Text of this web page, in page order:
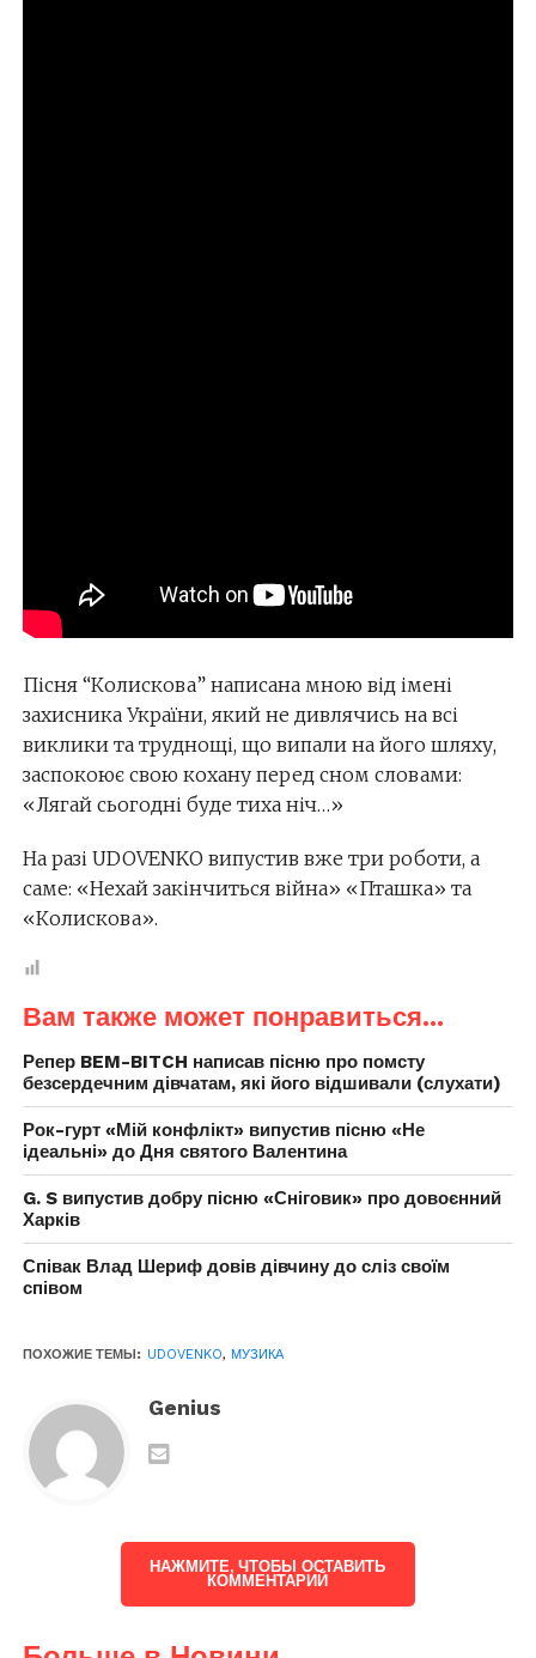
Пісня “Колискова” написана мною від імені
захисника України, який не дивлячись на всі
виклики та труднощі, що випали на його шляху,
заспокоює свою кохану перед сном словами:
«Лягай сьогодні буде тиха ніч…»
На разі UDOVENKO випустив вже три роботи, а
саме: «Нехай закінчиться війна» «Пташка» та
«Колискова».
Вам также может понравиться...
Репер BEM-BITCH написав пісню про помсту
безсердечним дівчатам, які його відшивали (слухати)
Рок-гурт «Мій конфлікт» випустив пісню «Не
ідеальні» до Дня святого Валентина
G. S випустив добру пісню «Сніговик» про довоєнний
Харків
Співак Влад Шериф довів дівчину до сліз своїм
співом
ПОХОЖИЕ ТЕМЫ: UDOVENKO, МУЗИКА
Genius
НАЖМИТЕ, ЧТОБЫ ОСТАВИТЬ
КОММЕНТАРИЙ